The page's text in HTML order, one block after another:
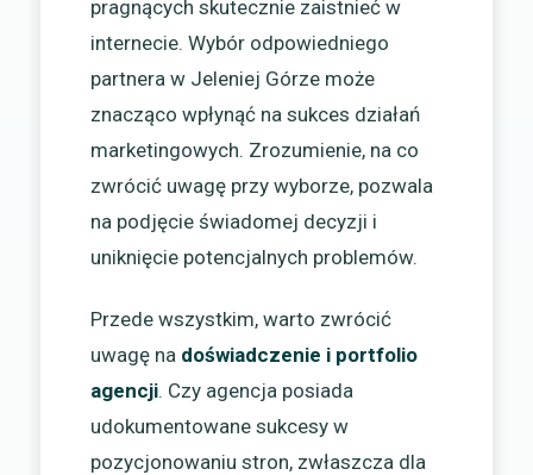
pragnących skutecznie zaistnieć w
internecie. Wybór odpowiedniego
partnera w Jeleniej Górze może
znacząco wpłynąć na sukces działań
marketingowych. Zrozumienie, na co
zwrócić uwagę przy wyborze, pozwala
na podjęcie świadomej decyzji i
uniknięcie potencjalnych problemów.
Przede wszystkim, warto zwrócić
uwagę na doświadczenie i portfolio
agencji. Czy agencja posiada
udokumentowane sukcesy w
pozycjonowaniu stron, zwłaszcza dla